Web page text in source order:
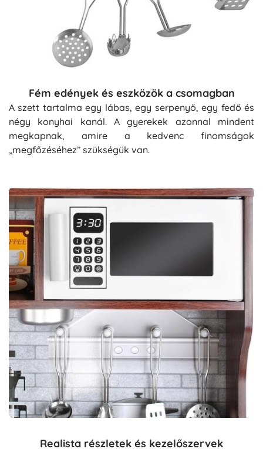
Fém edények és eszközök a csomagban
A szett tartalma egy lábas, egy serpenyő, egy fedő és
négy konyhai kanál. A gyerekek azonnal mindent
megkapnak, amire a kedvenc finomságok
„megfőzéséhez” szükségük van.
Realista részletek és kezelőszervek